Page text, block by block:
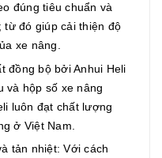
đúng tiêu chuẩn và
từ đó giúp cải thiện độ
xe nâng.
đồng bộ bởi Anhui Heli
và hộp số xe nâng
luôn đạt chất lượng
ở Việt Nam.
tản nhiệt: Với cách